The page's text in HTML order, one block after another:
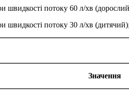
швидкості потоку 60 л/хв
швидкості потоку 30 л/хв
Значення